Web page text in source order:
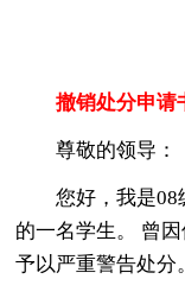
撤销处分申请
尊敬的领导：
您好，我是08
的一名学生。 曾
予以严重警告处分。